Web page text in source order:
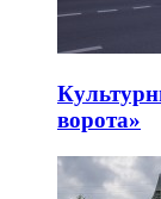
ворота»